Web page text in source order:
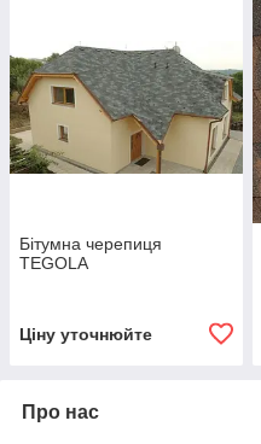
Бітумна черепиця
TEGOLA
Ціну уточнюйте
Про нас